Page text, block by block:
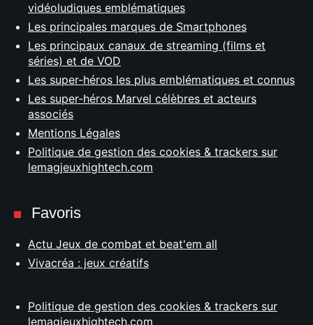
vidéoludiques emblématiques
Les principales marques de Smartphones
Les principaux canaux de streaming (films et
séries) et de VOD
Les super-héros les plus emblématiques et connus
Les super-héros Marvel célèbres et acteurs
associés
Mentions Légales
Politique de gestion des cookies & trackers sur
lemagjeuxhightech.com
Favoris
Actu Jeux de combat et beat'em all
Vivacréa : jeux créatifs
Politique de gestion des cookies & trackers sur
lemagjeuxhightech.com